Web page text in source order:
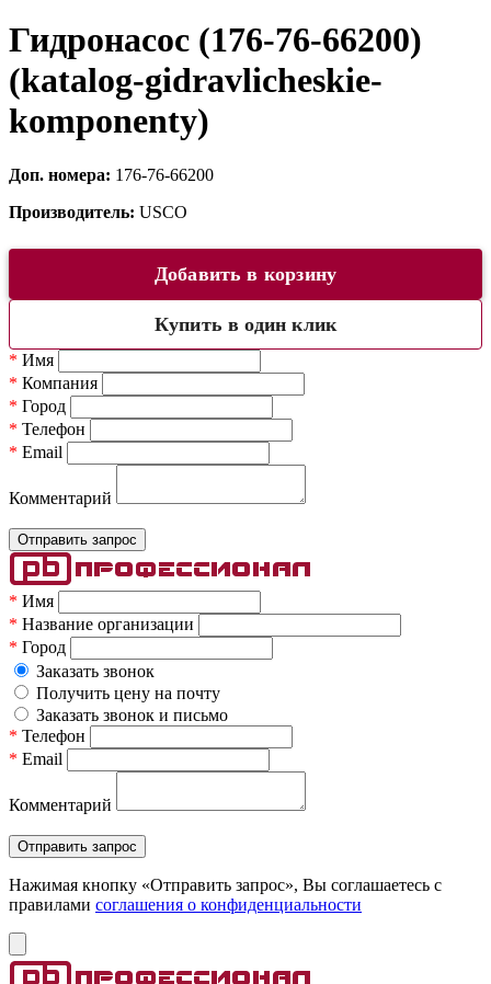
Гидронасос (176-76-66200)
(katalog-gidravlicheskie-
komponenty)
Доп. номера: 176-76-66200
Производитель: USCO
Добавить в корзину
Купить в один клик
* Имя
* Компания
* Город
* Телефон
* Email
Комментарий
* Имя
* Название организации
* Город
Заказать звонок
Получить цену на почту
Заказать звонок и письмо
* Телефон
* Email
Комментарий
Нажимая кнопку «Отправить запрос», Вы соглашаетесь c
правилами соглашения о конфиденциальности